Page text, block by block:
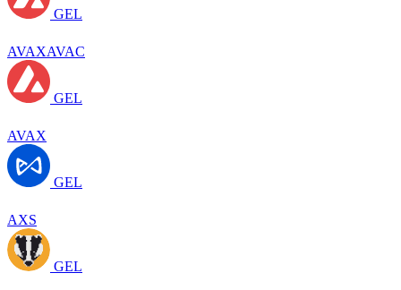
GEL
AVAXAVAC
GEL
AVAX
GEL
AXS
GEL